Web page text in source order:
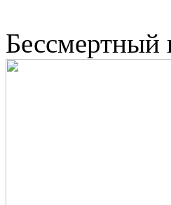
Бессмертный